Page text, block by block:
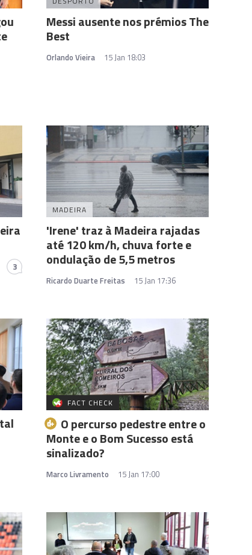
Messi ausente nos prémios The
Best
Orlando Vieira 15 Jan 18:03
3
MADEIRA
'Irene' traz à Madeira rajadas
até 120 km/h, chuva forte e
ondulação de 5,5 metros
Ricardo Duarte Freitas 15 Jan 17:36
FACT CHECK
O percurso pedestre entre o
Monte e o Bom Sucesso está
sinalizado?
Marco Livramento 15 Jan 17:00